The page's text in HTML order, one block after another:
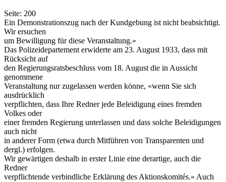
Seite: 200
Ein Demonstrationszug nach der Kundgebung ist nicht beabsichtigt.
Wir ersuchen
um Bewilligung für diese Veranstaltung.»
Das Polizeidepartement erwiderte am 23. August 1933, dass mit
Rücksicht auf
den Regierungsratsbeschluss vom 18. August die in Aussicht
genommene
Veranstaltung nur zugelassen werden könne, «wenn Sie sich
ausdrücklich
verpflichten, dass Ihre Redner jede Beleidigung eines fremden
Volkes oder
einer fremden Regierung unterlassen und dass solche Beleidigungen
auch nicht
in anderer Form (etwa durch Mitführen von Transparenten und
dergl.) erfolgen.
Wir gewärtigen deshalb in erster Linie eine derartige, auch die
Redner
verpflichtende verbindliche Erklärung des Aktionskomités.» Auch